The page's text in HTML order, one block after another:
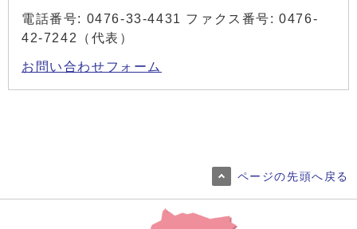
電話番号: 0476-33-4431 ファクス番号: 0476-
42-7242（代表）
お問い合わせフォーム
ページの先頭へ戻る